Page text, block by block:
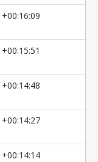
+00:16:09
+00:15:51
+00:14:48
+00:14:27
+00:14:14